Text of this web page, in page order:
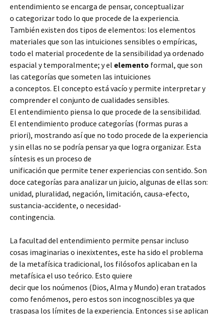
entendimiento se encarga de pensar, conceptualizar
o categorizar todo lo que procede de la experiencia.
También existen dos tipos de elementos: los elementos
materiales que son las intuiciones sensibles o empíricas,
todo el material procedente de la sensibilidad ya ordenado
espacial y temporalmente; y el elemento formal, que son
las categorías que someten las intuiciones
a conceptos. El concepto está vacío y permite interpretar y
comprender el conjunto de cualidades sensibles.
El entendimiento piensa lo que procede de la sensibilidad.
El entendimiento produce categorías (formas puras a
priori), mostrando así que no todo procede de la experiencia
y sin ellas no se podría pensar ya que logra organizar. Esta
síntesis es un proceso de
unificación que permite tener experiencias con sentido. Son
doce categorías para analizar un juicio, algunas de ellas son:
unidad, pluralidad, negación, limitación, causa-efecto,
sustancia-accidente, o necesidad-
contingencia.
La facultad del entendimiento permite pensar incluso
cosas imaginarias o inexixtentes, este ha sido el problema
de la metafísica tradicional, los filósofos aplicaban en la
metafísica el uso teórico. Esto quiere
decir que los noúmenos (Dios, Alma y Mundo) eran tratados
como fenómenos, pero estos son incognoscibles ya que
traspasa los límites de la experiencia. Entonces si se aplican